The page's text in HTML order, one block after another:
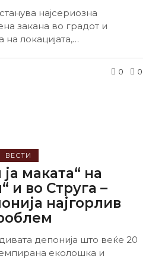
најсериозна
закана во градот и
локацијата,
0
0
ВЕСТИ
маката“ на
и во Струга –
најгорлив
депонија што веќе 20
еколошка и